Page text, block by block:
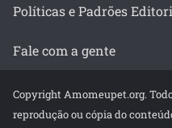
Políticas e Padrões
Fale com a gente
Copyright Amomeupet.org.
reprodução ou cópia do